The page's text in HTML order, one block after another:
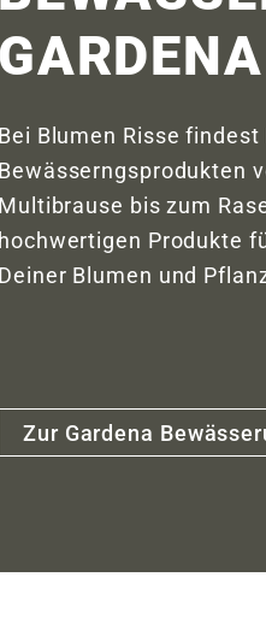
GARDENA
Bei Blumen Risse
Bewässerngsprodukten
Multibrause bis zum
hochwertigen Produkte
Deiner Blumen und
Zur Gardena